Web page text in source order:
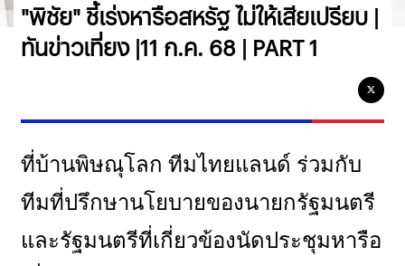
"พิชัย" ชี้เร่งหารือสหรัฐ ไม่ให้เสียเปรียบ |
ทันข่าวเที่ยง |11 ก.ค. 68 | PART 1
ที่บ้านพิษณุโลก ทีมไทยแลนด์ ร่วมกับ
ทีมที่ปรึกษานโยบายของนายกรัฐมนตรี
และรัฐมนตรีที่เกี่ยวข้องนัดประชุมหารือ